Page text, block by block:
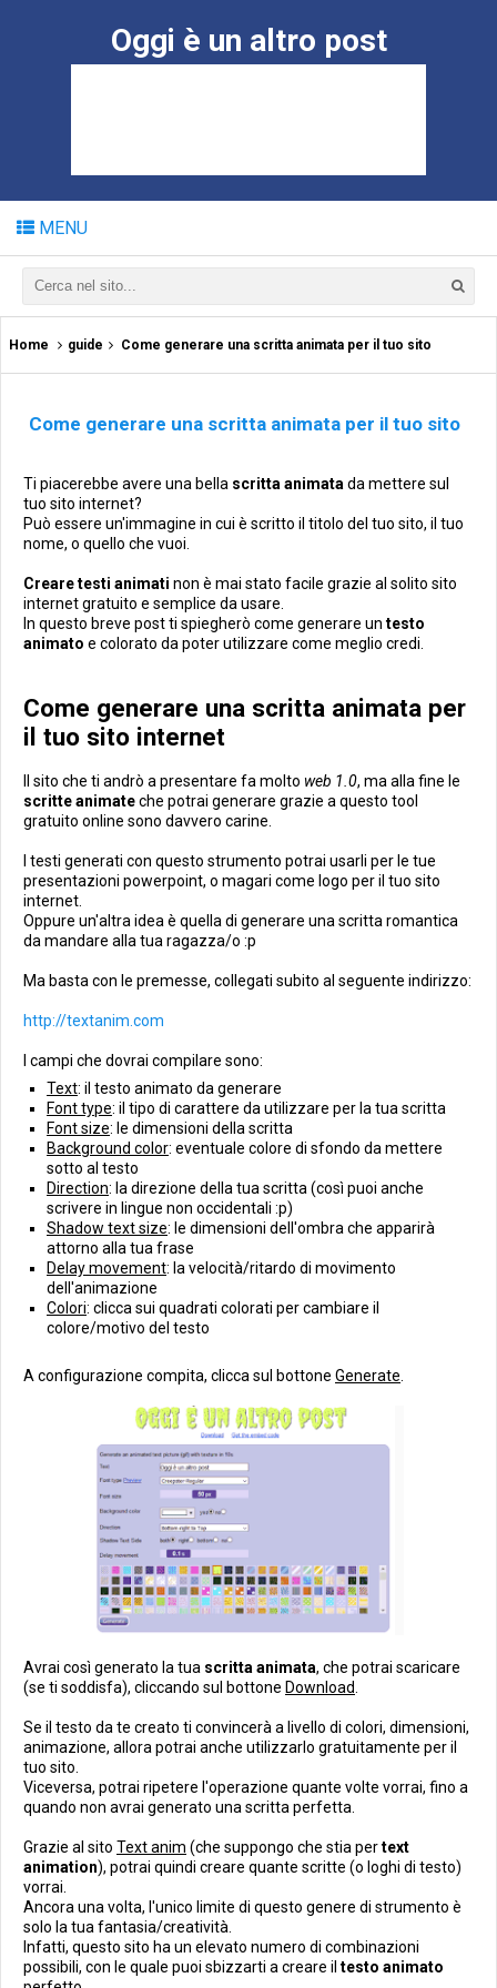
Oggi è un altro post
MENU
Home guide Come generare una scritta animata per il tuo sito
Come generare una scritta animata per il tuo sito
Ti piacerebbe avere una bella scritta animata da mettere sul
tuo sito internet?
Può essere un'immagine in cui è scritto il titolo del tuo sito, il tuo
nome, o quello che vuoi.
Creare testi animati non è mai stato facile grazie al solito sito
internet gratuito e semplice da usare.
In questo breve post ti spiegherò come generare un testo
animato e colorato da poter utilizzare come meglio credi.
Come generare una scritta animata per
il tuo sito internet
Il sito che ti andrò a presentare fa molto web 1.0, ma alla fine le
scritte animateche potrai generare grazie a questo tool
gratuito online sono davvero carine.
I testi generati con questo strumento potrai usarli per le tue
presentazioni powerpoint, o magari come logo per il tuo sito
internet.
Oppure un'altra idea è quella di generare una scritta romantica
da mandare alla tua ragazza/o :p
Ma basta con le premesse, collegati subito al seguente indirizzo:
http://textanim.com
I campi che dovrai compilare sono:
Text: il testo animato da generare
Font type: il tipo di carattere da utilizzare per la tua scritta
Font size: le dimensioni della scritta
Background color: eventuale colore di sfondo da mettere
sotto al testo
Direction: la direzione della tua scritta (così puoi anche
scrivere in lingue non occidentali :p)
Shadow text size: le dimensioni dell'ombra che apparirà
attorno alla tua frase
Delay movement: la velocità/ritardo di movimento
dell'animazione
Colori: clicca sui quadrati colorati per cambiare il
colore/motivo del testo
A configurazione compita, clicca sul bottone Generate
Avrai così generato la tua scritta animata, che potrai scaricare
(se ti soddisfa), cliccando sul bottone Download
Se il testo da te creato ti convincerà a livello di colori, dimensioni,
animazione, allora potrai anche utilizzarlo gratuitamente per il
tuo sito.
Viceversa, potrai ripetere l'operazione quante volte vorrai, fino a
quando non avrai generato una scritta perfetta.
Grazie al sito Text anim (che suppongo che stia pertext
animation), potrai quindi creare quante scritte (o loghi di testo)
vorrai.
Ancora una volta, l'unico limite di questo genere di strumento è
solo la tua fantasia/creatività.
Infatti, questo sito ha un elevato numero di combinazioni
possibili, con le quale puoi sbizzarti a creare il testo animato